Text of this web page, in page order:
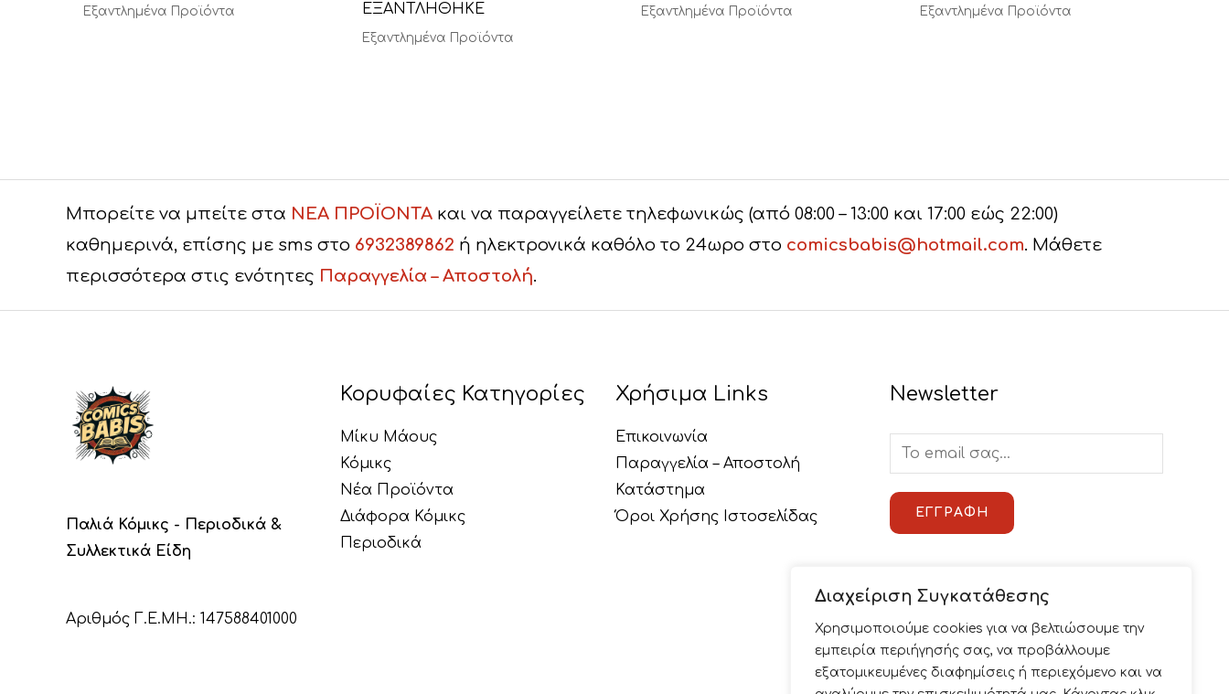
Διαχείριση Συγκατάθεσης
Χρησιμοποιούμε cookies για να βελτιώσουμε την
εμπειρία περιήγησής σας, να προβάλλουμε
εξατομικευμένες διαφημίσεις ή περιεχόμενο και να
Εξαντλημένα Προϊόντα
ΕΞΑΝΤΛΗΘΗΚΕ
Εξαντλημένα Προϊόντα
Εξαντλημένα Προϊόντα Εξαντλημένα Προϊόντα
Μπορείτε να μπείτε στα ΝΕΑ ΠΡΟΪΟΝΤΑ και να παραγγείλετε τηλεφωνικώς (από 08:00 – 13:00 και 17:00 εώς 22:00)
καθημερινά, επίσης με sms στο 6932389862 ή ηλεκτρονικά καθόλο το 24ωρο στο comicsbabis@hotmail.com. Μάθετε
περισσότερα στις ενότητες Παραγγελία – Αποστολή.
Παλιά Κόμικς - Περιοδικά &
Συλλεκτικά Είδη
Αριθμός Γ.Ε.ΜΗ.: 147588401000
Κορυφαίες Κατηγορίες
Μίκυ Μάους
Κόμικς
Νέα Προϊόντα
Διάφορα Κόμικς
Περιοδικά
Χρήσιμα Links
Επικοινωνία
Παραγγελία – Αποστολή
Κατάστημα
Όροι Χρήσης Ιστοσελίδας
Newsletter
m
a
i
ΕΓΓΡΑΦΉ